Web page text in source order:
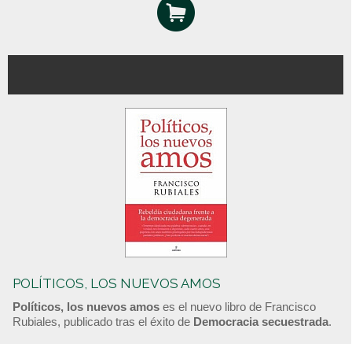
POLÍTICOS, LOS NUEVOS AMOS
Políticos, los nuevos amos es el nuevo libro de Francisco
Rubiales, publicado tras el éxito de Democracia secuestrada.